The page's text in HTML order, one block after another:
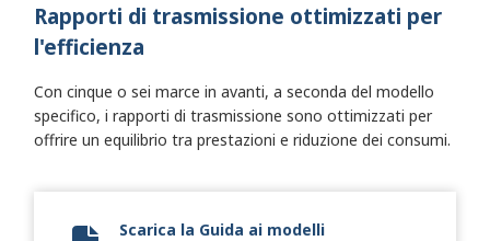
Rapporti di trasmissione ottimizzati per
l'efficienza
Con cinque o sei marce in avanti, a seconda del modello
specifico, i rapporti di trasmissione sono ottimizzati per
offrire un equilibrio tra prestazioni e riduzione dei consumi.
Scarica la Guida ai modelli